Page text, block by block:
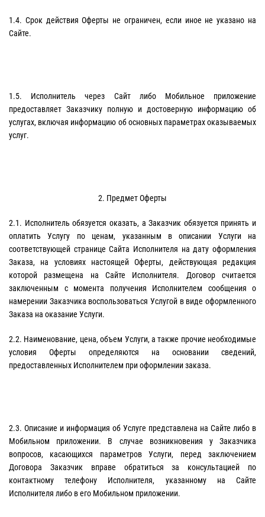
1.4. Срок действия Оферты не ограничен, если иное не указано на
Сайте.
1.5. Исполнитель через Сайт либо Мобильное приложение
предоставляет Заказчику полную и достоверную информацию об
услугах, включая информацию об основных параметрах оказываемых
услуг.
2. Предмет Оферты
2.1. Исполнитель обязуется оказать, а Заказчик обязуется принять и
оплатить Услугу по ценам, указанным в описании Услуги на
соответствующей странице Сайта Исполнителя на дату оформления
Заказа, на условиях настоящей Оферты, действующая редакция
которой размещена на Сайте Исполнителя. Договор считается
заключенным с момента получения Исполнителем сообщения о
намерении Заказчика воспользоваться Услугой в виде оформленного
Заказа на оказание Услуги.
2.2. Наименование, цена, объем Услуги, а также прочие необходимые
условия Оферты определяются на основании сведений,
предоставленных Исполнителем при оформлении заказа.
2.3. Описание и информация об Услуге представлена на Сайте либо в
Мобильном приложении. В случае возникновения у Заказчика
вопросов, касающихся параметров Услуги, перед заключением
Договора Заказчик вправе обратиться за консультацией по
контактному телефону Исполнителя, указанному на Сайте
Исполнителя либо в его Мобильном приложении.